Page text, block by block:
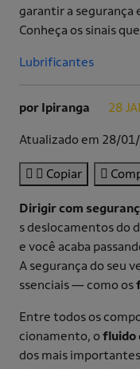
garantir a segurança
Conheça os sinais
Lubrificantes
por Ipiranga 28
Atualizado em 28/
Copiar
Dirigir com
s deslocamentos do
e você acaba
A segurança do seu
ssenciais — como os
Entre todos os
cionamento, ofluido
dos mais